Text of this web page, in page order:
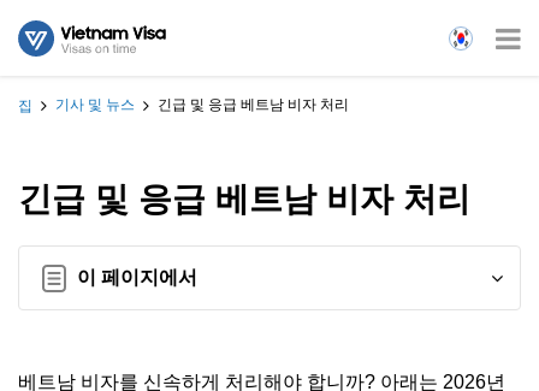
집 기사 및 뉴스 긴급 및 응급 베트남 비자 처리
긴급 및 응급 베트남 비자 처리
이 페이지에서
베트남 비자를 신속하게 처리해야 합니까? 아래는 2026년